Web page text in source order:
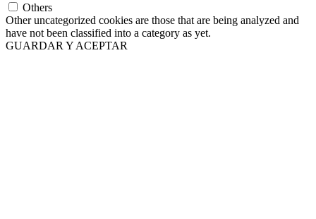
Others
Other uncategorized cookies are those that are being analyzed and
have not been classified into a category as yet.
GUARDAR Y ACEPTAR